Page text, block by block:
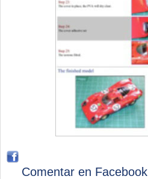
Comentar en Facebook